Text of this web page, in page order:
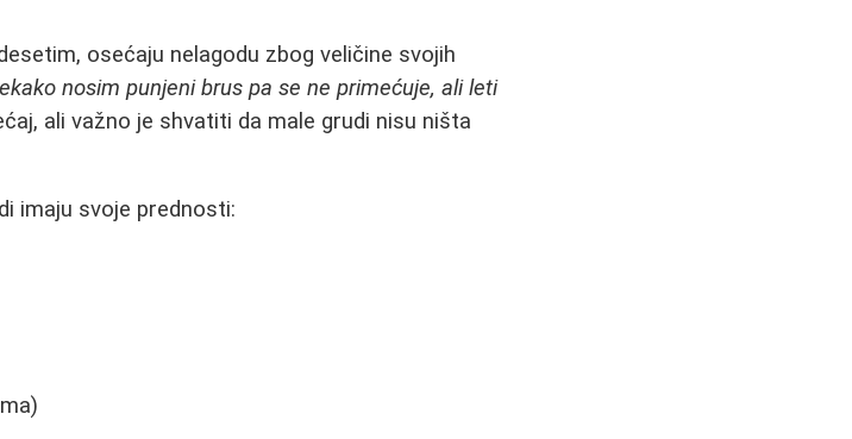
osećaju nelagodu zbog veličine svojih
nosim punjeni brus pa se ne primećuje, ali leti
ali važno je shvatiti da male grudi nisu ništa
imaju svoje prednosti: